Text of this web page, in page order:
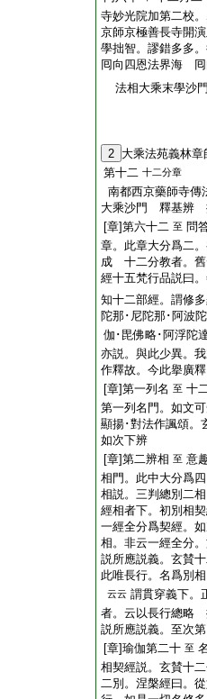
寺妙光院加第二校
京師京極善長寺開
學拙智。謬錯多多
囘向四恩法界海 囘
法相大乘末學沙
2 大乘法苑義林章
第十二 十二分章
南都西京藥師寺傳
大乘沙門 釋基辨
[章]第六十二 至 問
章。此章大分爲二
成 十二分教者。舊
經十五梵行品説曰
知十二部經。謂修
陀那･尼陀那･阿波
伽･毘佛略･阿浮陀
亦説。與此少異。
作釋故。今此擧廣
[章]第一列名 至 十
第一列名門。如文
顯揚･對法作諷頌。
如次下辨
[章]第二辨相 至 意
相門。此中大分爲
相説。三判總別二
經相者下。初別相
一經全分爲契經。
相。非云一經全分
説所應説義。玄賛
此唯長行。名爲別
云云 謂貫穿義下
者。云以長行總略
説所應説義。至次
[章]瑜伽第二十 至
相契經説。玄賛十
二別。涅槃經曰。